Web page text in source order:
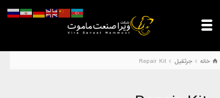
خانه جرثقیل Repair Kit